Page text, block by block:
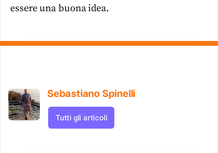
essere una buona idea.
Sebastiano Spinelli
Tutti gli articoli